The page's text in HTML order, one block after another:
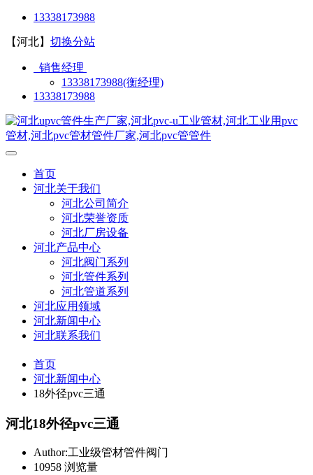
13338173988
【河北】 切换分站
销售经理
13338173988(衡经理)
13338173988
首页
河北关于我们
河北公司简介
河北荣誉资质
河北厂房设备
河北产品中心
河北阀门系列
河北管件系列
河北管道系列
河北应用领域
河北新闻中心
河北联系我们
首页
河北新闻中心
18外径pvc三通
河北18外径pvc三通
Author:工业级管材管件阀门
10958 浏览量